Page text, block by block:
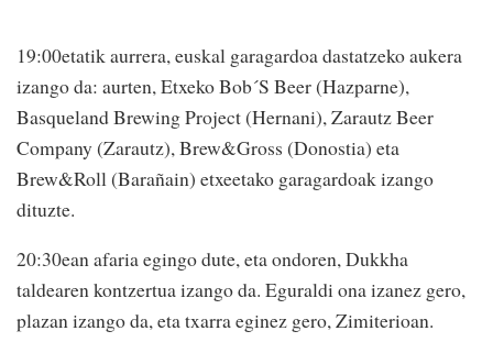
19:00etatik aurrera, euskal garagardoa dastatzeko aukera
izango da: aurten, Etxeko Bob´S Beer (Hazparne),
Basqueland Brewing Project (Hernani), Zarautz Beer
Company (Zarautz), Brew&Gross (Donostia) eta
Brew&Roll (Barañain) etxeetako garagardoak izango
dituzte.
20:30ean afaria egingo dute, eta ondoren, Dukkha
taldearen kontzertua izango da. Eguraldi ona izanez gero,
plazan izango da, eta txarra eginez gero, Zimiterioan.